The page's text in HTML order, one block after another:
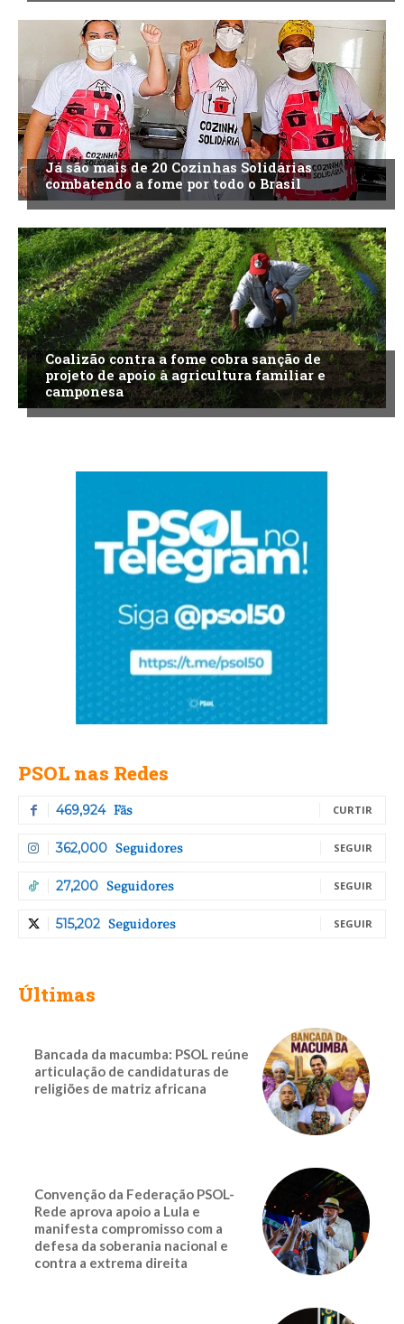
Já são mais de 20 Cozinhas Solidárias
combatendo a fome por todo o Brasil
Coalizão contra a fome cobra sanção de
projeto de apoio à agricultura familiar e
camponesa
PSOL nas Redes
469,924 Fãs CURTIR
362,000 Seguidores SEGUIR
27,200 Seguidores SEGUIR
515,202 Seguidores SEGUIR
Últimas
Bancada da macumba: PSOL reúne
articulação de candidaturas de
religiões de matriz africana
Convenção da Federação PSOL-
Rede aprova apoio a Lula e
manifesta compromisso com a
defesa da soberania nacional e
contra a extrema direita